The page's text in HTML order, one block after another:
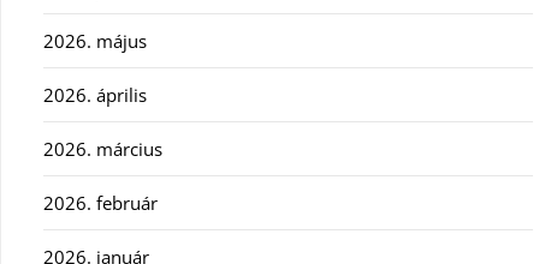
2026. május
2026. április
2026. március
2026. február
2026. január